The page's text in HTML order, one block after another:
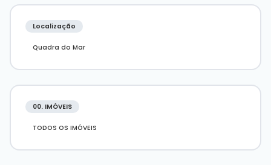
Localização
Quadra do Mar
00. IMÓVEIS
TODOS OS IMÓVEIS